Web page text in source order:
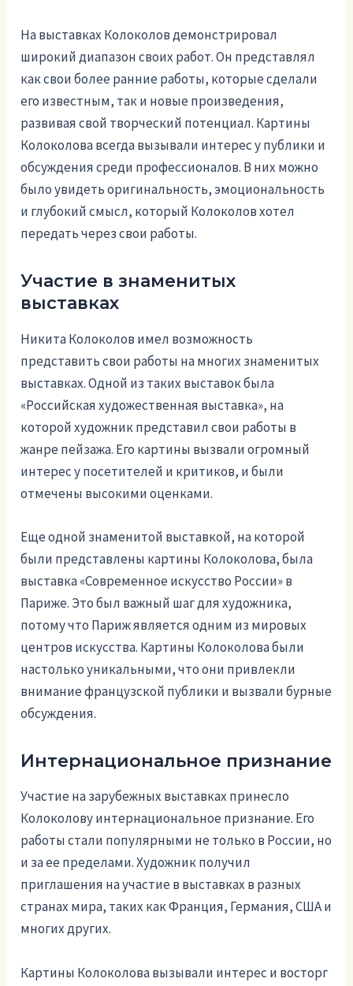
На выставках Колоколов демонстрировал
широкий диапазон своих работ. Он представлял
как свои более ранние работы, которые сделали
его известным, так и новые произведения,
развивая свой творческий потенциал. Картины
Колоколова всегда вызывали интерес у публики и
обсуждения среди профессионалов. В них можно
было увидеть оригинальность, эмоциональность
и глубокий смысл, который Колоколов хотел
передать через свои работы.
Участие в знаменитых
выставках
Никита Колоколов имел возможность
представить свои работы на многих знаменитых
выставках. Одной из таких выставок была
«Российская художественная выставка», на
которой художник представил свои работы в
жанре пейзажа. Его картины вызвали огромный
интерес у посетителей и критиков, и были
отмечены высокими оценками.
Еще одной знаменитой выставкой, на которой
были представлены картины Колоколова, была
выставка «Современное искусство России» в
Париже. Это был важный шаг для художника,
потому что Париж является одним из мировых
центров искусства. Картины Колоколова были
настолько уникальными, что они привлекли
внимание французской публики и вызвали бурные
обсуждения.
Интернациональное признание
Участие на зарубежных выставках принесло
Колоколову интернациональное признание. Его
работы стали популярными не только в России, но
и за ее пределами. Художник получил
приглашения на участие в выставках в разных
странах мира, таких как Франция, Германия, США и
многих других.
Картины Колоколова вызывали интерес и восторг